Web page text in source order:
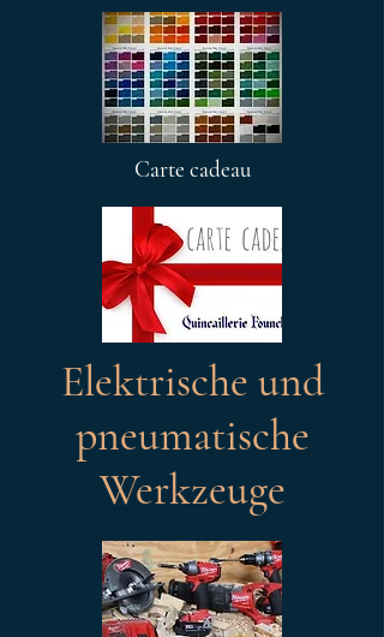
Carte cadeau
Elektrische und
pneumatische
Werkzeuge